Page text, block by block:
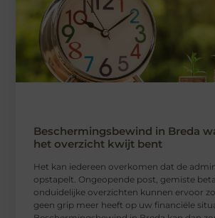
Beschermingsbewind in Breda
het overzicht kwijt bent
Het kan iedereen overkomen dat de
opstapelt. Ongeopende post, gemiste
onduidelijke overzichten kunnen ervoor
geen grip meer heeft op uw financiële